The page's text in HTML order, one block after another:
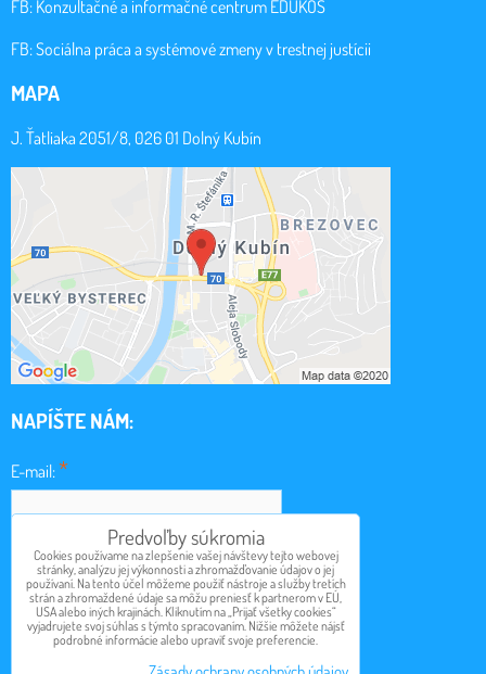
FB: Konzultačné a informačné centrum EDUKOS
FB:Sociálna práca a systémové zmeny v trestnej justícii
MAPA
J. Ťatliaka 2051/8, 026 01 Dolný Kubín
NAPÍŠTE NÁM:
E-mail:*
Obsah:*
Predvoľby súkromia
Cookies používame na zlepšenie vašej návštevy tejto webovej
stránky, analýzu jej výkonnosti a zhromažďovanie údajov o jej
používaní. Na tento účel môžeme použiť nástroje a služby tretích
strán a zhromaždené údaje sa môžu preniesť k partnerom v EÚ,
USA alebo iných krajinách. Kliknutím na „Prijať všetky cookies“
vyjadrujete svoj súhlas s týmto spracovaním. Nižšie môžete nájsť
podrobné informácie alebo upraviť svoje preferencie.